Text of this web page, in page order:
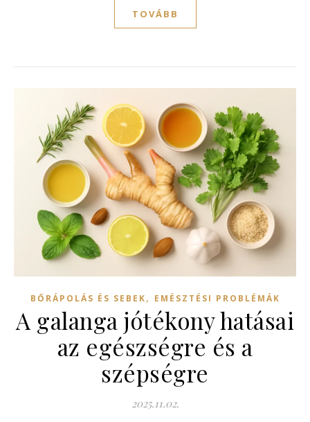
TOVÁBB
BŐRÁPOLÁS ÉS SEBEK, EMÉSZTÉSI PROBLÉMÁK
A galanga jótékony hatásai
az egészségre és a
szépségre
2025.11.02.